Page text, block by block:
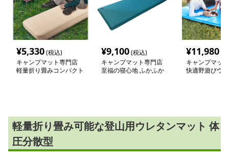
¥5,330(税込)
キャンプマット専門店
軽量折り畳みコンパクト
¥9,100(税込)
キャンプマット専門店
至福の寝心地 ふかふか
¥11,980
キャンプマッ
快適野遊びウ
軽量折り畳み可能な登山用ウレタンマット 体
圧分散型